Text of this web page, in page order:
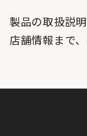
製品の取扱説
店舗情報まで